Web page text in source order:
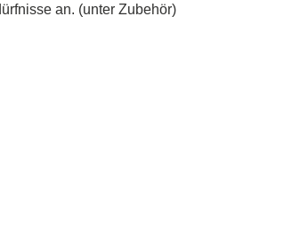
an. (unter Zubehör)